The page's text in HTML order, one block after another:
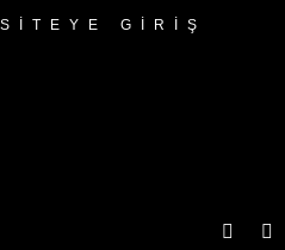
SITEYE GIRIŞ